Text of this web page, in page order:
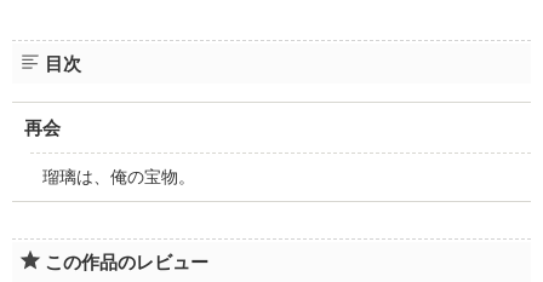
目次
再会
瑠璃は、俺の宝物。
この作品のレビュー